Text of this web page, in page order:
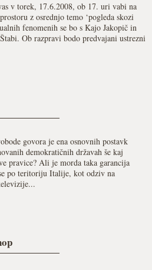
v torek, 17.6.2008, ob 17. uri vabi na
z osrednjo temo ‘pogleda skozi
fenomenih se bo s Kajo Jakopič in
Ob razpravi bodo predvajani ustrezni
govora je ena osnovnih postavk
demokratičnih državah še kaj
pravice? Ali je morda taka garancija
po teritoriju Italije, kot odziv na